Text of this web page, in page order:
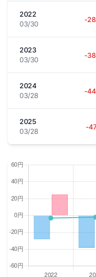
2022
03/30
-
2023
03/30
-
2024
03/28
-
2025
03/28
-